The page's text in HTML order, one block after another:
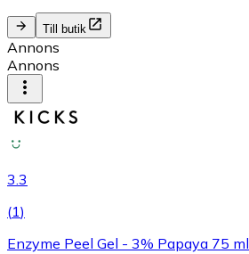
Till butik
Annons
Annons
3.3
(1)
Enzyme Peel Gel - 3% Papaya 75 ml